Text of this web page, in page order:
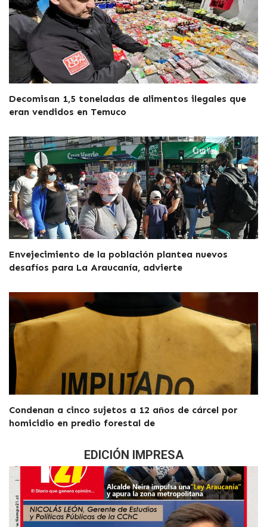
Decomisan 1,5 toneladas de alimentos ilegales que
eran vendidos en Temuco
Envejecimiento de la población plantea nuevos
desafíos para La Araucanía, advierte
Condenan a cinco sujetos a 12 años de cárcel por
homicidio en predio forestal de
EDICIÓN IMPRESA